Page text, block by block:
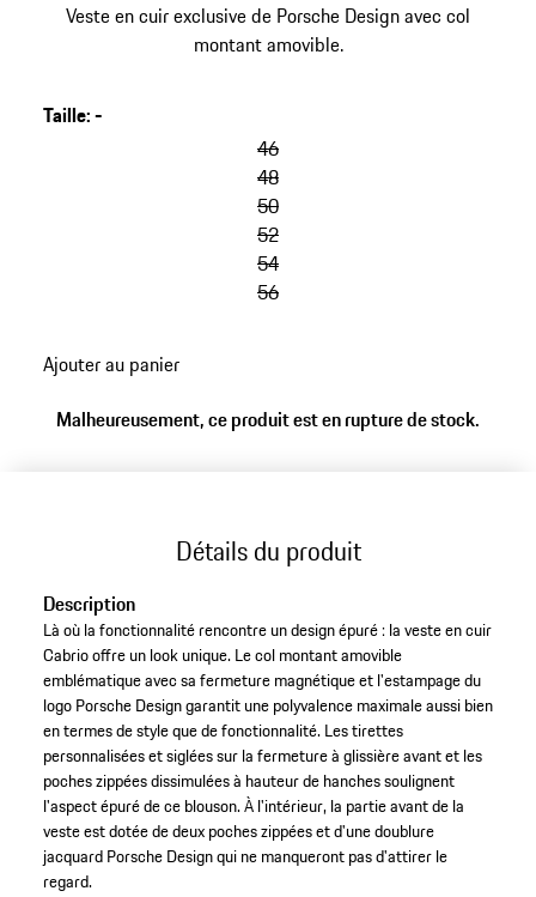
Veste en cuir exclusive de Porsche Design avec col
montant amovible.
Taille:-
46
48
50
52
54
56
Ajouter au panier
Malheureusement, ce produit est en rupture de stock.
Détails du produit
Description
Là où la fonctionnalité rencontre un design épuré : la veste en cuir
Cabrio offre un look unique. Le col montant amovible
emblématique avec sa fermeture magnétique et l'estampage du
logo Porsche Design garantit une polyvalence maximale aussi bien
en termes de style que de fonctionnalité. Les tirettes
personnalisées et siglées sur la fermeture à glissière avant et les
poches zippées dissimulées à hauteur de hanches soulignent
l'aspect épuré de ce blouson. À l'intérieur, la partie avant de la
veste est dotée de deux poches zippées et d'une doublure
jacquard Porsche Design qui ne manqueront pas d'attirer le
regard.